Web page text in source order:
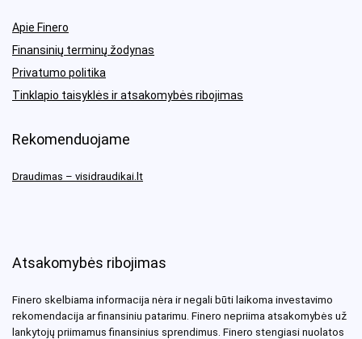
Apie Finero
Finansinių terminų žodynas
Privatumo politika
Tinklapio taisyklės ir atsakomybės ribojimas
Rekomenduojame
Draudimas – visidraudikai.lt
Atsakomybės ribojimas
Finero skelbiama informacija nėra ir negali būti laikoma investavimo
rekomendacija ar finansiniu patarimu. Finero nepriima atsakomybės už
lankytojų priimamus finansinius sprendimus. Finero stengiasi nuolatos